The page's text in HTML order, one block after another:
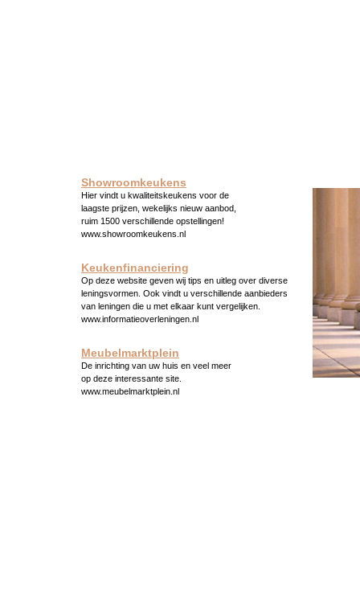
Showroomkeukens
Hier vindt u kwaliteitskeukens voor de
laagste prijzen, wekelijks nieuw aanbod,
ruim 1500 verschillende opstellingen!
www.showroomkeukens.nl
Keukenfinanciering
Op deze website geven wij tips en uitleg over diverse
leningsvormen. Ook vindt u verschillende aanbieders
van leningen die u met elkaar kunt vergelijken.
www.informatieoverleningen.nl
Meubelmarktplein
De inrichting van uw huis en veel meer
op deze interessante site.
www.meubelmarktplein.nl